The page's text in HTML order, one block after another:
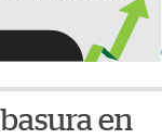
en